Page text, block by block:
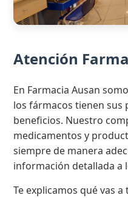
Atención
En Farmacia Ausan
los fármacos tienen sus
beneficios. Nuestro
medicamentos y
siempre de manera
información detallada a
Te explicamos qué vas